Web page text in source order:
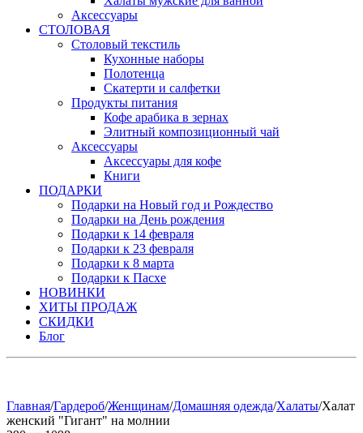
Аксессуары
СТОЛОВАЯ
Столовый текстиль
Кухонные наборы
Полотенца
Скатерти и салфетки
Продукты питания
Кофе арабика в зернах
Элитный композиционный чай
Аксессуары
Аксессуары для кофе
Книги
ПОДАРКИ
Подарки на Новый год и Рождество
Подарки на День рождения
Подарки к 14 февраля
Подарки к 23 февраля
Подарки к 8 марта
Подарки к Пасхе
НОВИНКИ
ХИТЫ ПРОДАЖ
СКИДКИ
Блог
Главная/Гардероб/Женщинам/Домашняя одежда/Халаты/Халат
женский "Гигант" на молнии